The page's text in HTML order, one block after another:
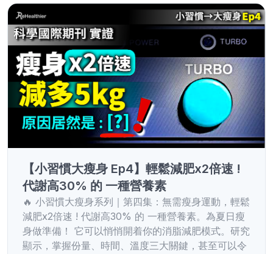
【小習慣大瘦身 Ep4】輕鬆減肥x2倍速 !
代謝高30% 的 一種營養素
🔥 小習慣大瘦身系列｜第四集：無需瘦身運動，輕鬆
減肥x2倍速 ! 代謝高30% 的 一種營養素。為夏日瘦
身做準備！ 它可以悄悄開着你的消脂減肥模式。研究
顯示，掌握份量、時間、溫度三大關鍵，甚至可以令